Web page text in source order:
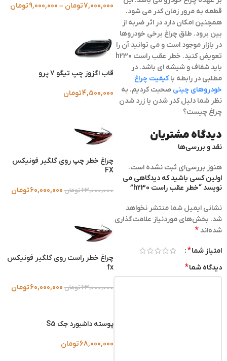
قطعه به مرور زمان کدر می شود.
همچنین امکان دارد در اثر ضربه از
بین برود. طلق چراغ برخی خودروها
در بازار موجود است و می توانید آن را
تعویض کنید. خطر عقب راست h230
باید شفاف و شیشه ای باشد. در
مطلبی در رابطه باکیفیت چراغ
خودروهای چینی صحبت کردیم. به
نظر شما دلیل کدر شدن یا زرد شدن
چراغ چیست؟
دیدگاه مشتریان
نقد و بررسی‌ها
هنوز بررسی‌ای ثبت نشده است.
اولین کسی باشید که دیدگاهی می
نویسد “خطر عقب راست h230”
نشانی ایمیل شما منتشر نخواهد
شد. بخش‌های موردنیاز علامت‌گذاری
شده‌اند *
امتیاز شما*
دیدگاه شما*
7,000,000تومان –
9,000,000تومان
قاب اگزوز چپ تیگو 7 پرو
4,500,000تومان
چراغ خطر چپ روی گلگیر فونیکس
FX
63,000,000تومان 60,000,000تومان
چراغ خطر راست روی گلگیر فونیکس
fx
63,000,000تومان 60,000,000تومان
پوسته داشبورد جک S5
68,000,000تومان